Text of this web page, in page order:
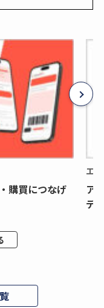
購買につなげ
エ
ア
デ